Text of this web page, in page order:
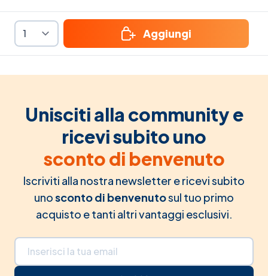
Aggiungi
Unisciti alla community e
ricevi subito uno
sconto di benvenuto
Iscriviti alla nostra newsletter e ricevi subito
unosconto di benvenutosul tuo primo
acquisto e tanti altri vantaggi esclusivi.
Indirizzo email